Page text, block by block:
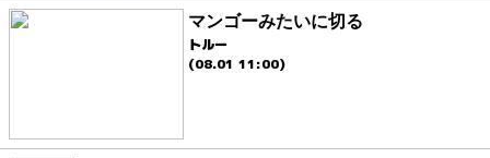
マンゴーみたいに切る
トルー
(08.01 11:00)